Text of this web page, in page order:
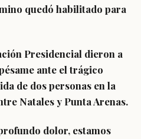
quedó habilitado para
Presidencial dieron a
ante el trágico
de dos personas en la
Natales y Punta Arenas.
dolor, estamos